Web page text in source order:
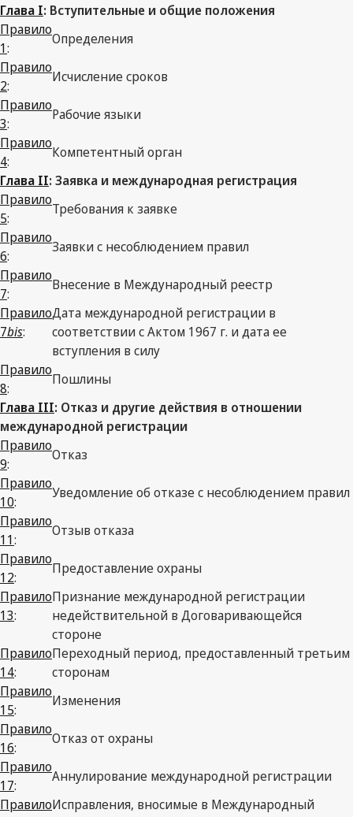
Глава I: Вступительные и общие положения
Правило
1:
Определения
Правило
2:
Исчисление сроков
Правило
3:
Рабочие языки
Правило
4:
Компетентный орган
Глава II: Заявка и международная регистрация
Правило
5:
Требования к заявке
Правило
6:
Заявки с несоблюдением правил
Правило
7:
Внесение в Международный реестр
Правило
7bis:
Дата международной регистрации в
соответствии с Актом 1967 г. и дата ее
вступления в силу
Правило
8:
Пошлины
Глава III: Отказ и другие действия в отношении
международной регистрации
Правило
9:
Отказ
Правило
10:
Уведомление об отказе с несоблюдением правил
Правило
11:
Отзыв отказа
Правило
12:
Предоставление охраны
Правило
13:
Признание международной регистрации
недействительной в Договаривающейся
стороне
Правило
14:
Переходный период, предоставленный третьим
сторонам
Правило
15:
Изменения
Правило
16:
Отказ от охраны
Правило
17:
Аннулирование международной регистрации
ПравилоИсправления, вносимые в Международный